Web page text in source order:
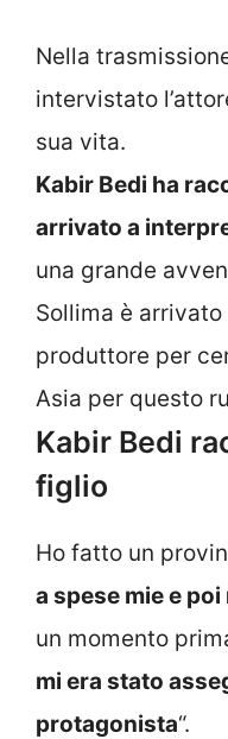
Nella
intervistato
sua vita.
Kabir Bedi ha
arrivato a
una grande
Sollima è
produttore per
Asia per questo
Kabir Bedi
figlio
Ho fatto un
a spese mie e
un momento
mi era stato
protagonista“.